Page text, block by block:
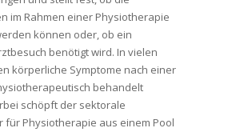
im Rahmen einer Physiotherapie
können oder, ob ein
benötigt wird. In vielen
körperliche Symptome nach einer
behandelt
schöpft der sektorale
für Physiotherapie aus einem Pool